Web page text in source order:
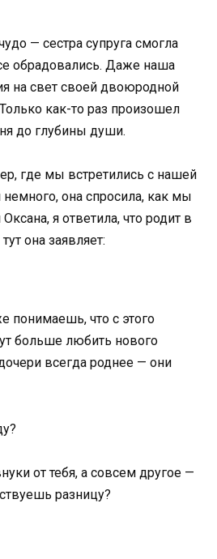
— сестра супруга смогла
обрадовались. Даже наша
на свет своей двоюродной
как-то раз произошел
до глубины души.
где мы встретились с нашей
она спросила, как мы
я ответила, что родит в
она заявляет:
понимаешь, что с этого
больше любить нового
всегда роднее — они
от тебя, а совсем другое —
разницу?